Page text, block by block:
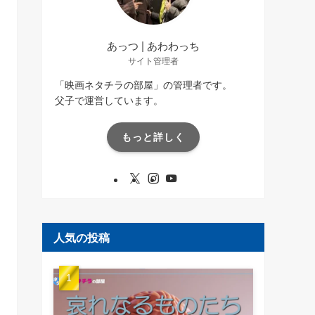
あっつ | あわわっち
サイト管理者
「映画ネタチラの部屋」の管理者です。
父子で運営しています。
もっと詳しく
人気の投稿